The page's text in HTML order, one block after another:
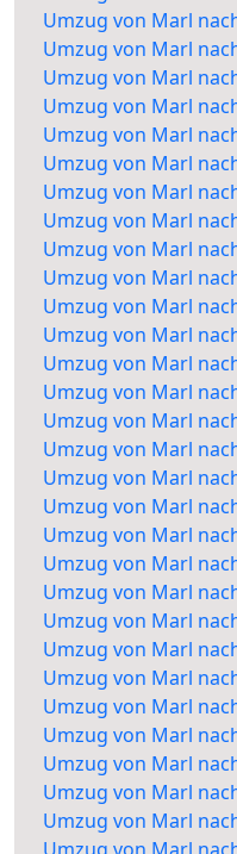
Umzug von Marl
Umzug von Marl
Umzug von Marl
Umzug von Marl
Umzug von Marl
Umzug von Marl
Umzug von Marl
Umzug von Marl
Umzug von Marl
Umzug von Marl
Umzug von Marl
Umzug von Marl
Umzug von Marl
Umzug von Marl
Umzug von Marl
Umzug von Marl
Umzug von Marl
Umzug von Marl
Umzug von Marl
Umzug von Marl
Umzug von Marl
Umzug von Marl
Umzug von Marl
Umzug von Marl
Umzug von Marl
Umzug von Marl
Umzug von Marl
Umzug von Marl
Umzug von Marl